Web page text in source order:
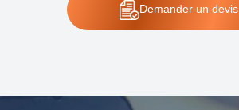
Demanderun devis